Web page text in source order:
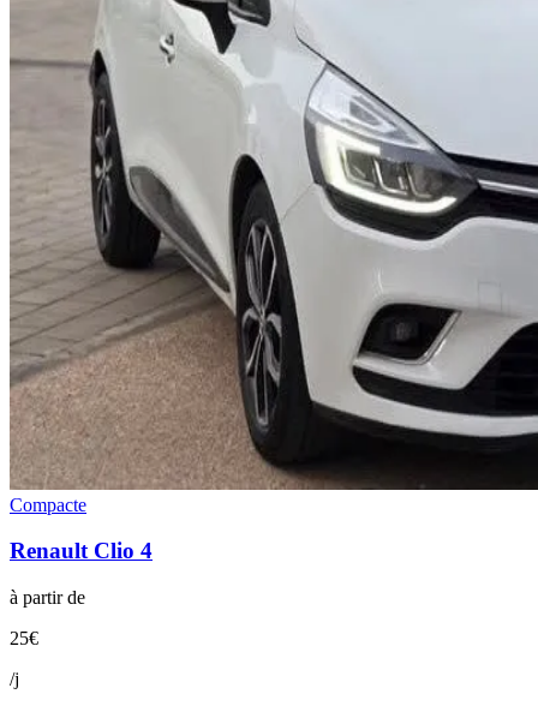
Compacte
Renault Clio 4
à partir de
25€
/j